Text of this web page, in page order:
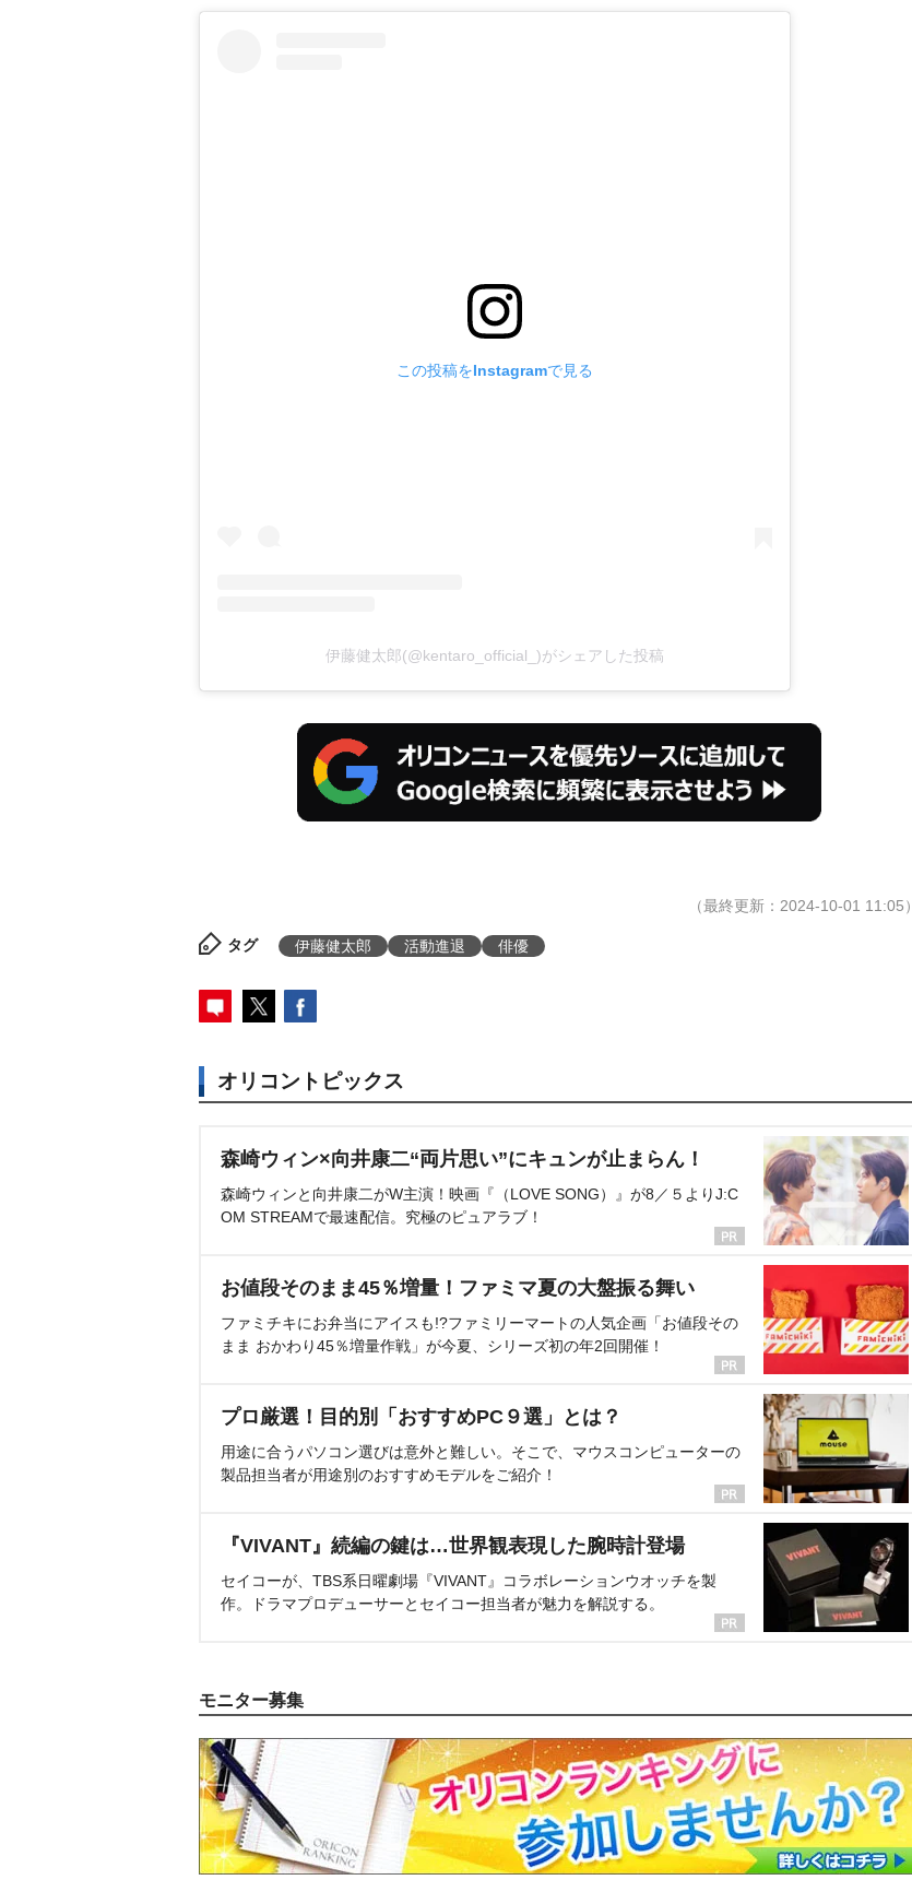
この投稿をInstagramで見る
伊藤健太郎(@kentaro_official_)がシェアした投稿
（最終更新：2024-10-01 11:05）
タグ 伊藤健太郎 活動進退 俳優
オリコントピックス
森崎ウィン×向井康二“両片思い”にキュンが止まらん！
森崎ウィンと向井康二がW主演！映画『（LOVE SONG）』が8／５よりJ:C
OM STREAMで最速配信。究極のピュアラブ！
お値段そのまま45％増量！ファミマ夏の大盤振る舞い
ファミチキにお弁当にアイスも!?ファミリーマートの人気企画「お値段その
まま おかわり45％増量作戦」が今夏、シリーズ初の年2回開催！
プロ厳選！目的別「おすすめPC９選」とは？
用途に合うパソコン選びは意外と難しい。そこで、マウスコンピューターの
製品担当者が用途別のおすすめモデルをご紹介！
『VIVANT』続編の鍵は…世界観表現した腕時計登場
セイコーが、TBS系日曜劇場『VIVANT』コラボレーションウオッチを製
作。ドラマプロデューサーとセイコー担当者が魅力を解説する。
モニター募集